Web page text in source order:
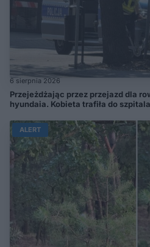
6 sierpnia 2026
Przejeżdżając przez przejazd dla
hyundaia. Kobieta trafiła do
ALERT